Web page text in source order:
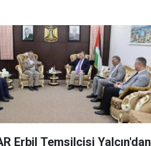
Erbil Temsilcisi Yalçın'dan